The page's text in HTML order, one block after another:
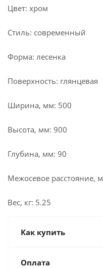
Цвет: хром
Стиль: современный
Форма: лесенка
Поверхность: глянцевая
Ширина, мм: 500
Высота, мм: 900
Глубина, мм: 90
Межосевое расстояние,
Вес, кг: 5.25
Как купить
Оплата